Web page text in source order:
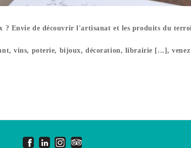
? Envie de découvrir l'artisanat et les produits du
vins, poterie, bijoux, décoration, librairie [...],